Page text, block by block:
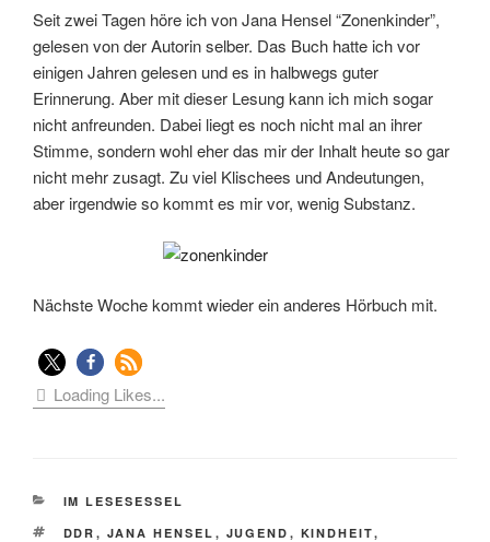
Seit zwei Tagen höre ich von Jana Hensel “Zonenkinder”,
gelesen von der Autorin selber. Das Buch hatte ich vor
einigen Jahren gelesen und es in halbwegs guter
Erinnerung. Aber mit dieser Lesung kann ich mich sogar
nicht anfreunden. Dabei liegt es noch nicht mal an ihrer
Stimme, sondern wohl eher das mir der Inhalt heute so gar
nicht mehr zusagt. Zu viel Klischees und Andeutungen,
aber irgendwie so kommt es mir vor, wenig Substanz.
Nächste Woche kommt wieder ein anderes Hörbuch mit.
Loading Likes...
KATEGORIEN
IM LESESESSEL
SCHLAGWÖRTER
DDR , JANA HENSEL , JUGEND , KINDHEIT,